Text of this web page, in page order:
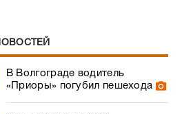
В Волгограде водитель
«Приоры» погубил пешехода